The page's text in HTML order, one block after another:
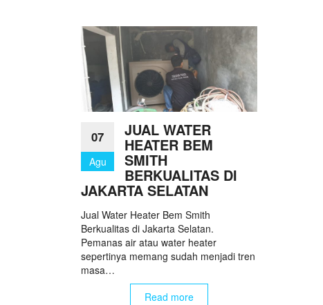
07
Agu
JUAL WATER
HEATER BEM
SMITH
BERKUALITAS DI
JAKARTA SELATAN
Jual Water Heater Bem Smith
Berkualitas di Jakarta Selatan.
Pemanas air atau water heater
sepertinya memang sudah menjadi tren
masa…
Read more